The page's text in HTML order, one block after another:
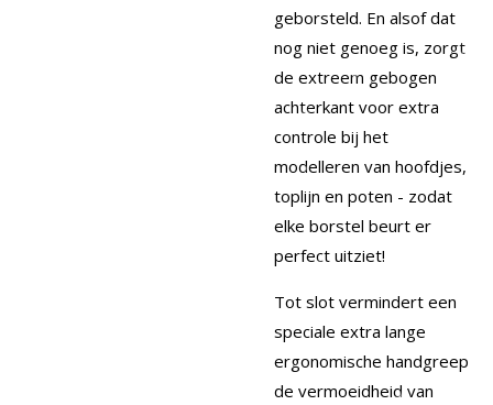
geborsteld. En alsof dat
nog niet genoeg is, zorgt
de extreem gebogen
achterkant voor extra
controle bij het
modelleren van hoofdjes,
toplijn en poten - zodat
elke borstel beurt er
perfect uitziet!
Tot slot vermindert een
speciale extra lange
ergonomische handgreep
de vermoeidheid van